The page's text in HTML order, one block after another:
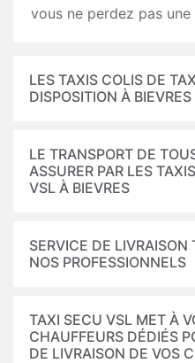
vous ne perdez pas une
LES TAXIS COLIS DE
DISPOSITION À
LE TRANSPORT DE
ASSURER PAR LES
VSL À BIEVRES
SERVICE DE
NOS PROFESSIONNELS
TAXI SECU VSL MET À
CHAUFFEURS DÉDIÉS
DE LIVRAISON DE VOS